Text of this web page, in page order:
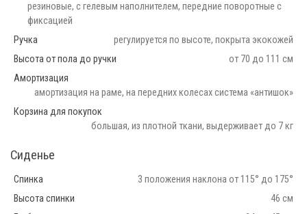
резиновые, c гелевым наполнителем, передние поворотные с
фиксацией
Ручка
регулируется по высоте, покрыта экокожей
Высота от пола до ручки
от 70 до 111 см
Амортизация
амортизация на раме, на передних колесах система «антишок»
Корзина для покупок
большая, из плотной ткани, выдерживает до 7 кг
Сиденье
Спинка
3 положения наклона от 115° до 175°
Высота спинки
46 см